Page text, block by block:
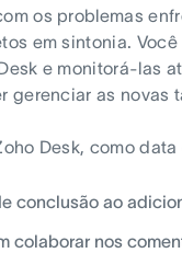
os problemas
em sintonia.
e monitorá-las
gerenciar as novas
Desk, como
conclusão ao
colaborar nos